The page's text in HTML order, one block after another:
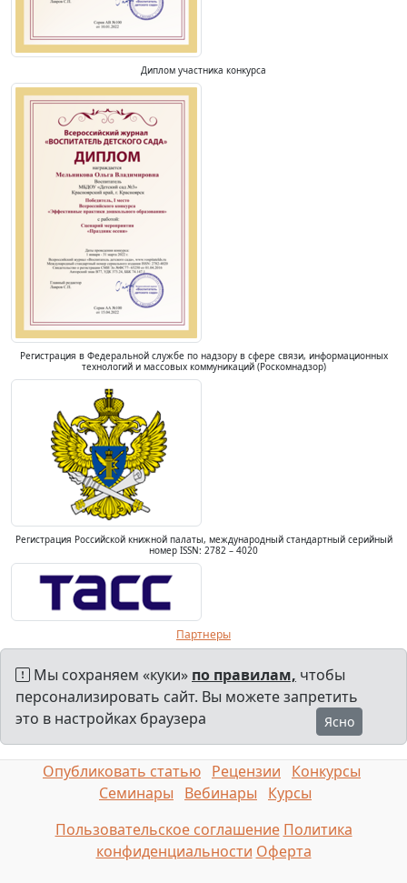
Диплом участника конкурса
Регистрация в Федеральной службе по надзору в сфере связи, информационных
технологий и массовых коммуникаций (Роскомнадзор)
Регистрация Российской книжной палаты, международный стандартный серийный
номер ISSN: 2782 – 4020
Партнеры
Мы сохраняем «куки» по правилам, чтобы
персонализировать сайт. Вы можете запретить
это в настройках браузера
Ясно
Опубликовать статью Рецензии
Конкурсы
Семинары
Вебинары
Курсы
Пользовательское соглашение Политика
конфиденциальности Оферта